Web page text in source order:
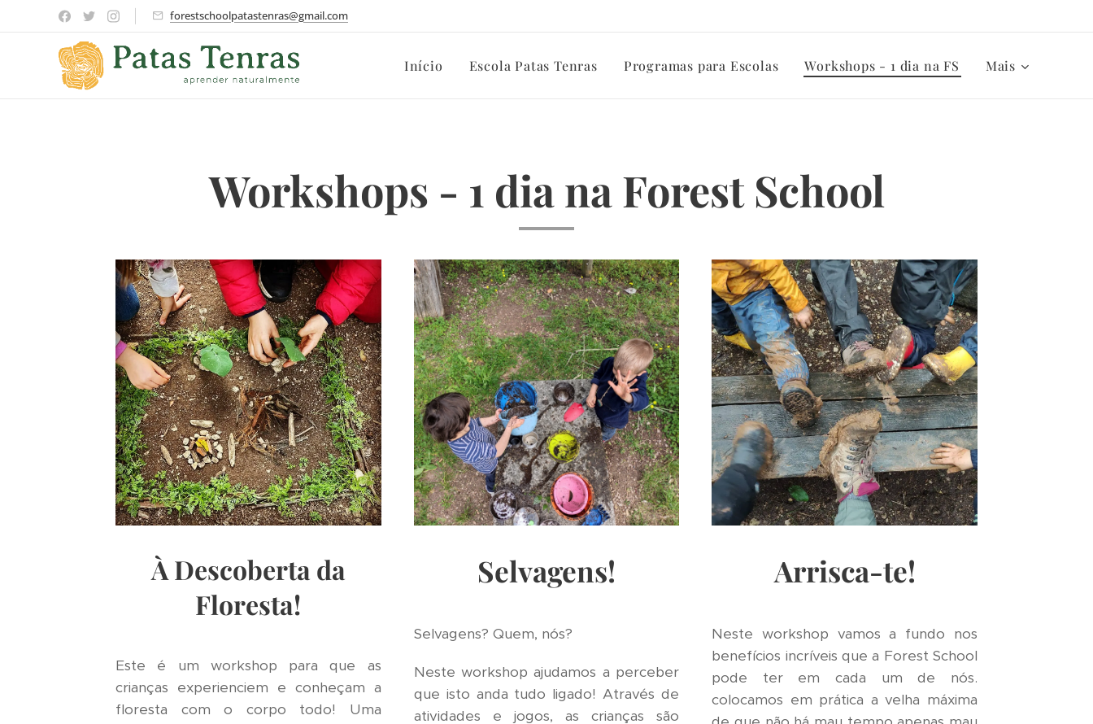
forestschoolpatastenras@gmail.com
Início Escola Patas Tenras Programas para Escolas Workshops - 1 dia na FS Mais
Workshops - 1 dia na Forest School
À Descoberta da
Floresta!
Este é um workshop para que as
crianças experienciem e conheçam a
floresta com o corpo todo! Uma
Selvagens!
Selvagens? Quem, nós?
Neste workshop ajudamos a perceber
que isto anda tudo ligado! Através de
atividades e jogos, as crianças são
Arrisca-te!
Neste workshop vamos a fundo nos
benefícios incríveis que a Forest School
pode ter em cada um de nós.
colocamos em prática a velha máxima